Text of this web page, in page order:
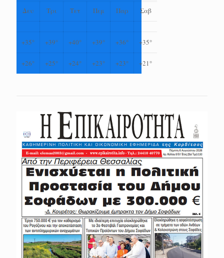
Δευ
Τρι Τετ Πεμ Παρ Σαβ
+35° +39° +40° +39° +36° +35°
+26° +25° +24° +23° +23° +21°